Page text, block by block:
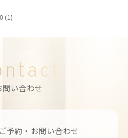
(1)
問い合わせ
予約・お問い合わせ